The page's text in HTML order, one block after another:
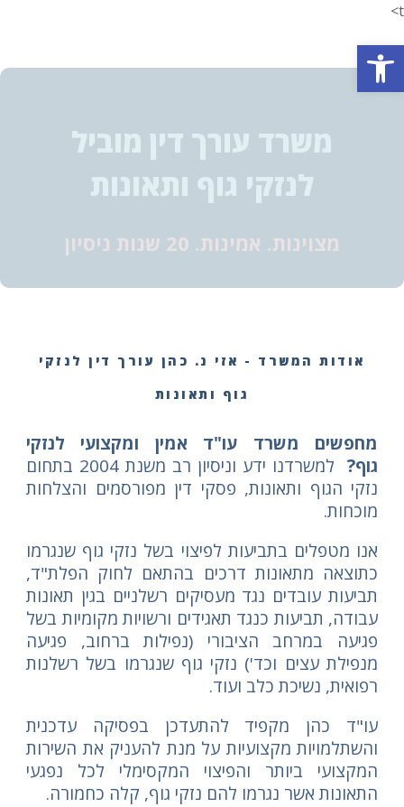
t>
משרד עורך דין מוביל
לנזקי גוף ותאונות
מצוינות. אמינות. 20 שנות ניסיון
אודות המשרד - אזי נ. כהן עורך דין לנזקי
גוף ותאונות
מחפשים משרד עו"ד אמין ומקצועי לנזקי
גוף?
למשרדנו ידע וניסיון רב משנת 2004 בתחום
נזקי הגוף ותאונות, פסקי דין מפורסמים והצלחות
מוכחות.
אנו מטפלים בתביעות לפיצוי בשל נזקי גוף שנגרמו
כתוצאה מתאונות דרכים בהתאם לחוק הפלת"ד,
תביעות עובדים נגד מעסיקים רשלניים בגין תאונות
עבודה, תביעות כנגד תאגידים ורשויות מקומיות בשל
פגיעה במרחב הציבורי (נפילות ברחוב, פגיעה
מנפילת עצים וכד') נזקי גוף שנגרמו בשל רשלנות
רפואית, נשיכת כלב ועוד.
עו"ד כהן מקפיד להתעדכן בפסיקה עדכנית
והשתלמויות מקצועיות על מנת להעניק את השירות
המקצועי ביותר והפיצוי המקסימלי לכל נפגעי
התאונות אשר נגרמו להם נזקי גוף, קלה כחמורה.
פתח סרגל נגישות